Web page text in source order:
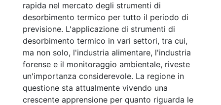
rapida nel mercato degli strumenti di
desorbimento termico per tutto il periodo di
previsione. L'applicazione di strumenti di
desorbimento termico in vari settori, tra cui,
ma non solo, l'industria alimentare, l'industria
forense e il monitoraggio ambientale, riveste
un'importanza considerevole. La regione in
questione sta attualmente vivendo una
crescente apprensione per quanto riguarda le